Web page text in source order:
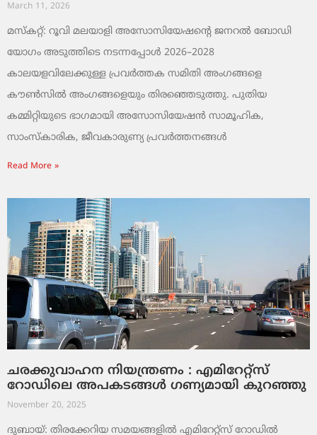
March 11, 2026
മസ്കറ്റ്: റൂവി മലയാളി അസോസിയേഷന്റെ ജനറൽ ബോഡി
യോഗം അടുത്തിടെ നടന്നപ്പോൾ 2026–2028
കാലയളവിലേക്കുള്ള പ്രവർത്തക സമിതി അംഗങ്ങളെ
കൗൺസിൽ അംഗങ്ങളെയും തിരഞ്ഞെടുത്തു. പുതിയ
കമ്മിറ്റിയുടെ ഭാഗമായി അസോസിയേഷൻ സാമൂഹിക,
സാംസ്‌കാരിക, ജീവകാരുണ്യ പ്രവർത്തനങ്ങൾ
Read More »
ചരക്കുവാഹന നിയന്ത്രണം : എമിറേറ്റ്സ്
റോഡിലെ അപകടങ്ങൾ ഗണ്യമായി കുറഞ്ഞു
November 20, 2025
ദുബായ്: തിരക്കേറിയ സമയങ്ങളിൽ എമിറേറ്റ്സ് റോഡിൽ